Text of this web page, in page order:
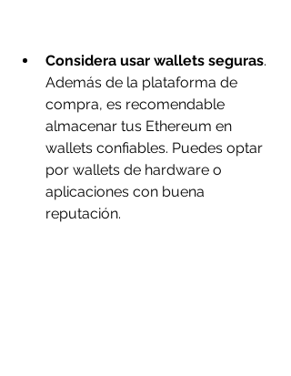
Considera usar wallets seguras.
Además de la plataforma de
compra, es recomendable
almacenar tus Ethereum en
wallets confiables. Puedes optar
por wallets de hardware o
aplicaciones con buena
reputación.